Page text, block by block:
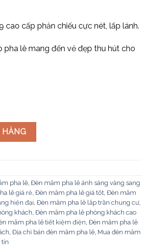
cao cấp phản chiếu cực nét, lấp lánh.
lê mang đến vẻ đẹp thu hút cho
HÀNG
pha lê, Đèn mâm pha lê ánh sáng vàng sang
lê giá rẻ Đèn mâm pha lê giá tốt Đèn mâm
hiện đại Đèn mâm pha lê lắp trần chung cư
khách Đèn mâm pha lê phòng khách cao
mâm pha lê tiết kiệm điện Đèn mâm pha lê
Địa chỉ bán đèn mâm pha lê, Mua đèn mâm
tín